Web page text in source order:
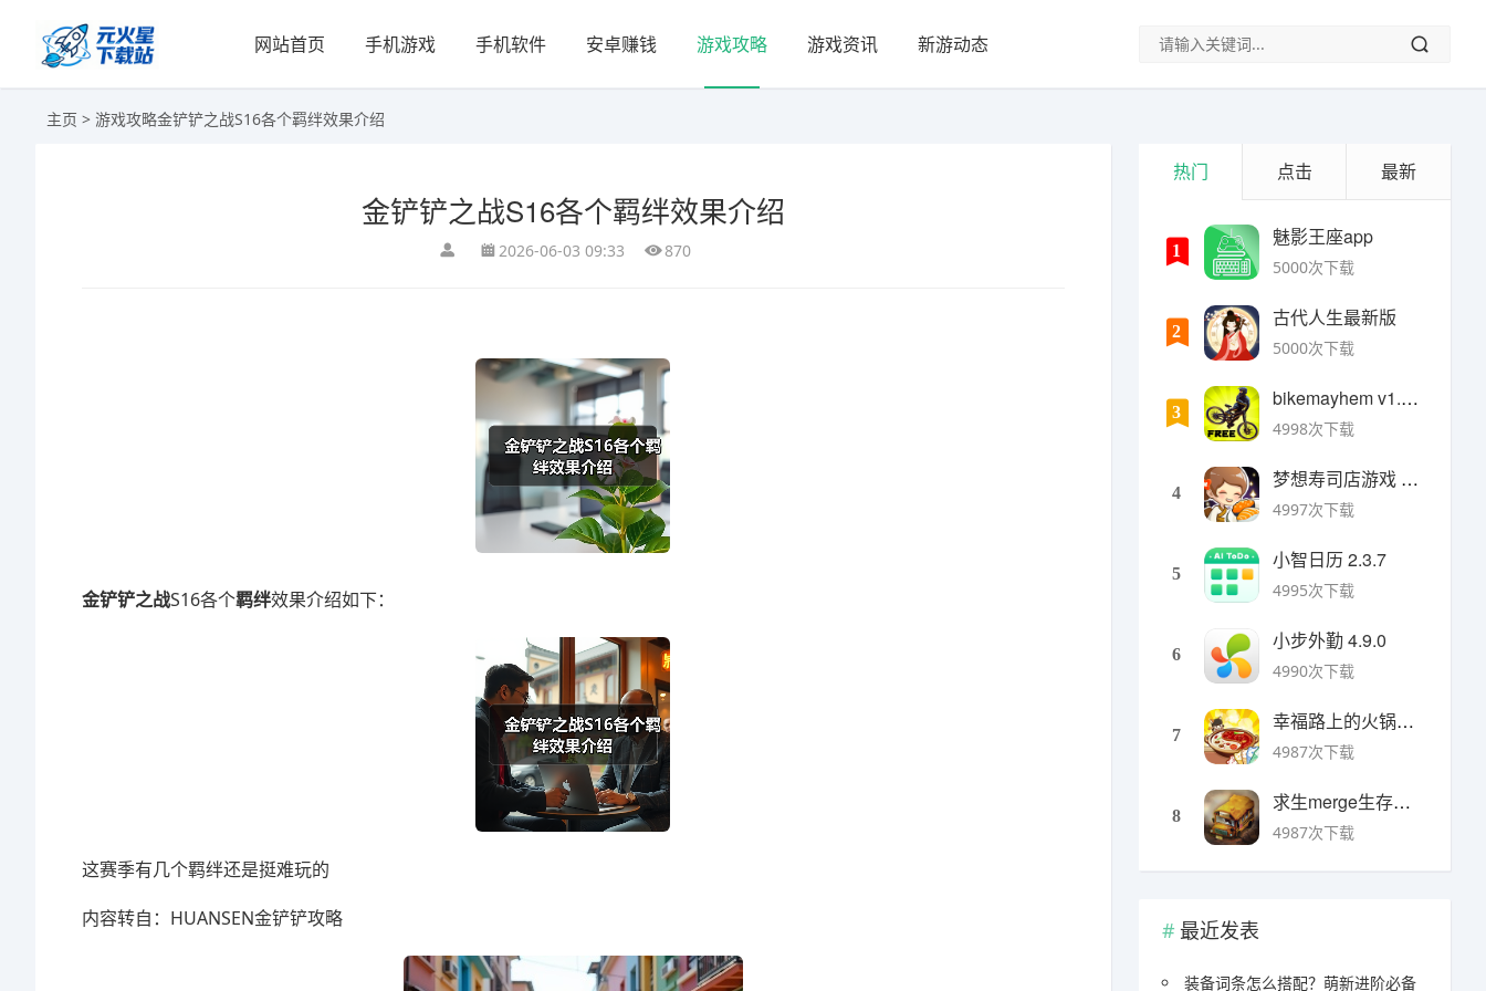
网站首页 手机游戏 手机软件 安卓赚钱 游戏攻略 游戏资讯 新游动态
主页 > 游戏攻略金铲铲之战S16各个羁绊效果介绍
金铲铲之战S16各个羁绊效果介绍
2026-06-03 09:33 870
金铲铲之战S16各个羁绊效果介绍如下：
这赛季有几个羁绊还是挺难玩的
内容转自：HUANSEN金铲铲攻略
热门 点击 最新
1
魅影王座app
5000次下载
2
古代人生最新版
5000次下载
3
bikemayhem v1.6.2安卓版
4998次下载
4
梦想寿司店游戏 v4.14.1安卓版
4997次下载
5
小智日历 2.3.7
4995次下载
6
小步外勤 4.9.0
4990次下载
7
幸福路上的火锅店官方版 v5.3.5安卓版
4987次下载
8
求生merge生存之地手机版 v1.48.0安卓版
4987次下载
最近发表
装备词条怎么搭配？萌新进阶必备